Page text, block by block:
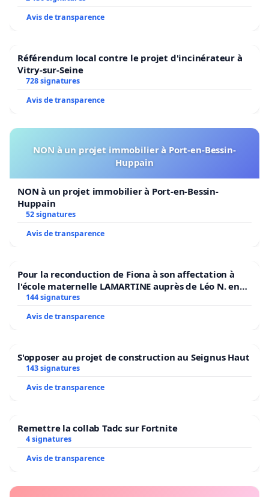
Avis de transparence
Référendum local contre le projet d'incinérateur à
Vitry-sur-Seine
728 signatures
Avis de transparence
NON à un projet immobilier à Port-en-Bessin-
Huppain
NON à un projet immobilier à Port-en-Bessin-
Huppain
52 signatures
Avis de transparence
Pour la reconduction de Fiona à son affectation à
l'école maternelle LAMARTINE auprès de Léo N. en
2026/2027
144 signatures
Avis de transparence
S'opposer au projet de construction au Seignus Haut
143 signatures
Avis de transparence
Remettre la collab Tadc sur Fortnite
4 signatures
Avis de transparence